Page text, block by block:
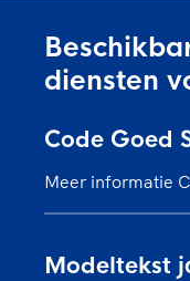
diensten
Code Goed
Meer informatie
Modeltekst